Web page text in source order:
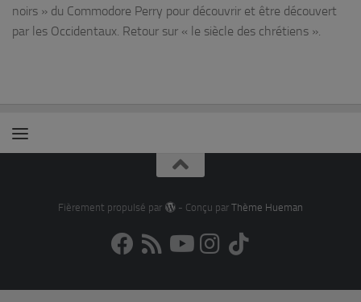
noirs » du Commodore Perry pour découvrir et être découvert
par les Occidentaux. Retour sur « le siècle des chrétiens ».
Fièrement propulsé par - Conçu par Thème Hueman